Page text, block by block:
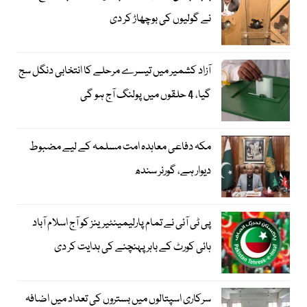
نے گولیوں کی بوچھاڑ کر دی
آزاد کشمیر میں تیسرے مرحلے کا انتخابی دنگل سج
گیا، 4 حلقوں میں پولنگ آج ہو گی
مکہ دفاعی معاہدہ امت مسلمہ کے لیے مضبوط
دیوار ہے، گورنر سندھ
پی ٹی آئی نے تمام پارلیمینٹیرینز کو آج اسلام آباد
ہائی کورٹ کے باہر پہنچنے کی ہدایت کر دی
سرکاری اسپتالوں میں بستروں کی تعداد میں اضافہ